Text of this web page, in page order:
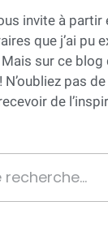
invite à partir
que j’ai pu
sur ce blog
pas
de